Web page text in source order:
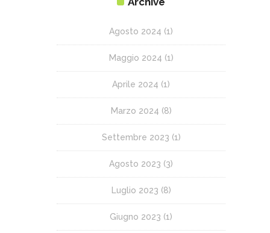
Agosto 2024 (1)
Maggio 2024 (1)
Aprile 2024 (1)
Marzo 2024 (8)
Settembre 2023 (1)
Agosto 2023 (3)
Luglio 2023 (8)
Giugno 2023 (1)